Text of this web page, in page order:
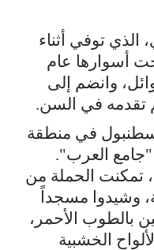
الذي توفي أثناء
أسوارها عام
وانضم إلى
تقدمه في السن.
في منطقة
العرب".
تمكنت الحملة من
وشيدوا مسجداً
بالطوب الأحمر،
الخشبية